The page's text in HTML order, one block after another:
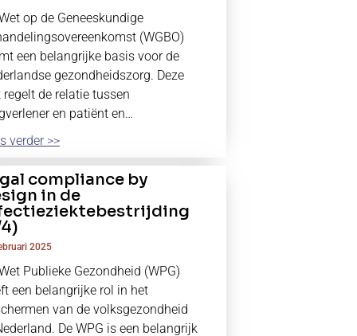
op de Geneeskundige
(WGBO)
een belangrijke basis voor de
gezondheidszorg. Deze
regelt de relatie tussen
en patiënt en…
verder >>
compliance by
in de
2025
Publieke Gezondheid (WPG)
een belangrijke rol in het
van de volksgezondheid
De WPG is een belangrijk